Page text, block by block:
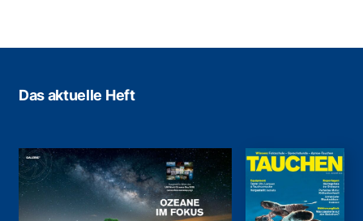
Das aktuelle Heft